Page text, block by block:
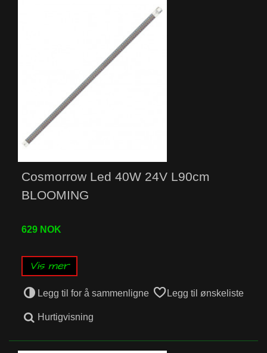
Cosmorrow Led 40W 24V L90cm
BLOOMING
629 NOK
Vis mer
Legg til for å sammenligne Legg til ønskeliste
Hurtigvisning